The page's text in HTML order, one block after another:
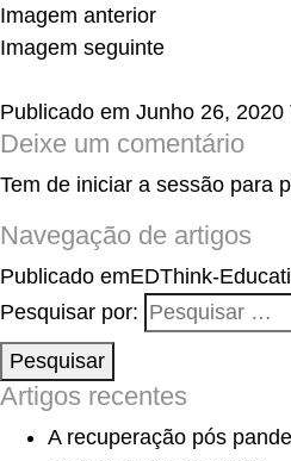
Imagem anterior
Imagem seguinte
Publicado em Junho 26, 2020
Deixe um comentário
Tem de iniciar a sessão para
Navegação de artigos
Publicado emEDThink-
Pesquisar por:
Pesquisar
Artigos recentes
A recuperação pós